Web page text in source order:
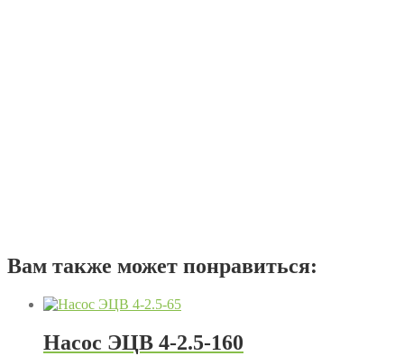
Вам также может понравиться:
Насос ЭЦВ 4-2.5-160